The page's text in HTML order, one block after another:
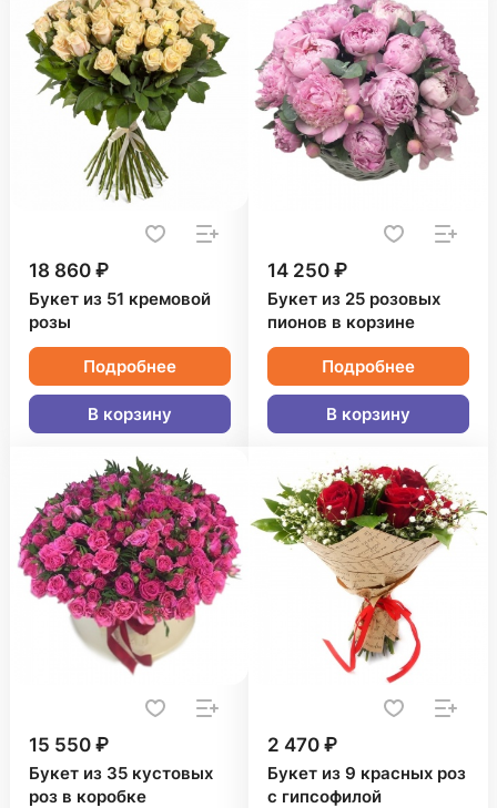
18 860 ₽
Букет из 51 кремовой
розы
Подробнее
В корзину
14 250 ₽
Букет из 25 розовых
пионов в корзине
Подробнее
В корзину
15 550 ₽
Букет из 35 кустовых
роз в коробке
2 470 ₽
Букет из 9 красных роз
с гипсофилой